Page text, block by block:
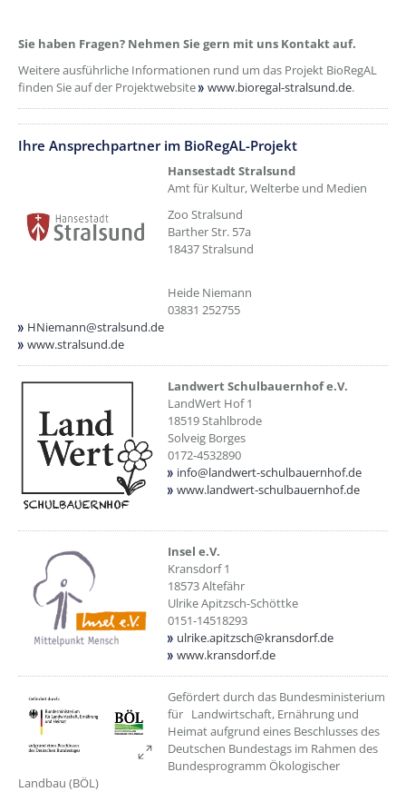
Sie haben Fragen? Nehmen Sie gern mit uns Kontakt auf.
Weitere ausführliche Informationen rund um das Projekt BioRegAL
finden Sie auf der Projektwebsite
www.bioregal-stralsund.de.
??? absaetzeOben[3]/titel ???
??? absaetzeOben[4]/titel ???
Ihre Ansprechpartner im BioRegAL-Projekt
Hansestadt Stralsund
Amt für Kultur, Welterbe und Medien
Zoo Stralsund
Barther Str. 57a
18437 Stralsund
Heide Niemann
03831 252755
HNiemann@stralsund.de
www.stralsund.de
??? absaetzeOben[5]/titel ???
Landwert Schulbauernhof e.V.
LandWert Hof 1
18519 Stahlbrode
Solveig Borges
0172-4532890
info@landwert-schulbauernhof.de
www.landwert-schulbauernhof.de
??? absaetzeOben[6]/titel ???
Insel e.V.
Kransdorf 1
18573 Altefähr
Ulrike Apitzsch-Schöttke
0151-14518293
ulrike.apitzsch@kransdorf.de
www.kransdorf.de
??? absaetzeOben[7]/titel ???
Gefördert durch das Bundesministerium
für Landwirtschaft, Ernährung und
Heimat aufgrund eines Beschlusses des
Deutschen Bundestags im Rahmen des
Bundesprogramm Ökologischer
Landbau (BÖL)